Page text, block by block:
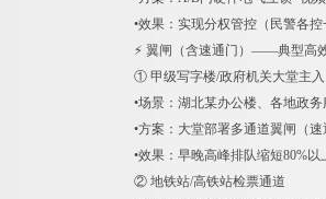
•效果：实现分权管控（民警各
⚡ 翼闸（含速通门）——典型高
① 甲级写字楼/政府机关大堂主
•场景：湖北某办公楼、各地政
•方案：大堂部署多通道翼闸（
•效果：早晚高峰排队缩短80%
② 地铁站/高铁站检票通道